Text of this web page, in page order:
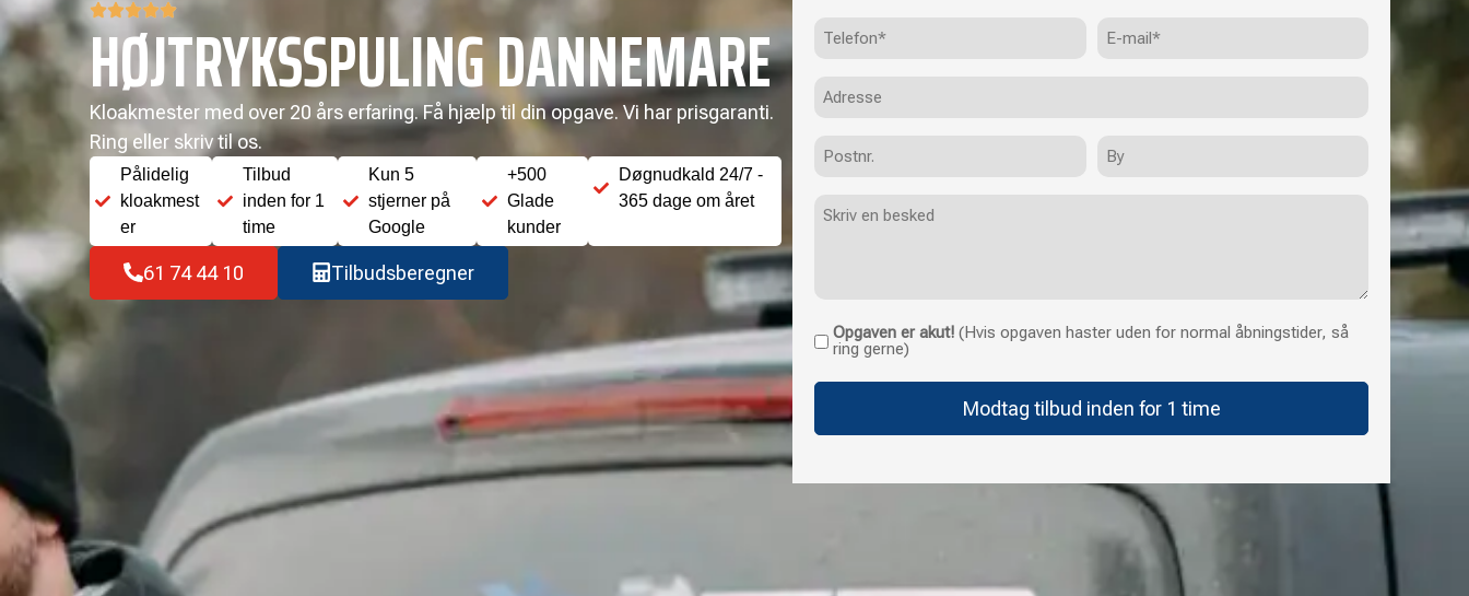
HØJTRYKSSPULING DANNEMARE
Kloakmester med over 20 års erfaring. Få hjælp til din opgave. Vi har prisgaranti.
Ring eller skriv til os.
Pålidelig
kloakmest
er
Tilbud
inden for 1
time
Kun 5
stjerner på
Google
+500
Glade
kunder
Døgnudkald 24/7 -
365 dage om året
61 74 44 10 Tilbudsberegner
(Påkrævet)
mail
Opgaven
akut!
opgaven
Opgaven er akut! (Hvis opgaven haster uden for normal åbningstider, så
ring gerne)